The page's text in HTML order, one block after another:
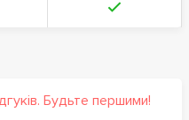
Будьте першими!